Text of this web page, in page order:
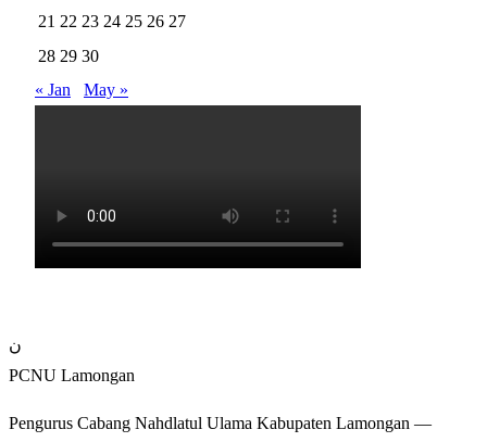
21 22 23 24 25 26 27
28 29 30
« Jan
May »
ن
PCNU Lamongan
Pengurus Cabang Nahdlatul Ulama Kabupaten Lamongan —